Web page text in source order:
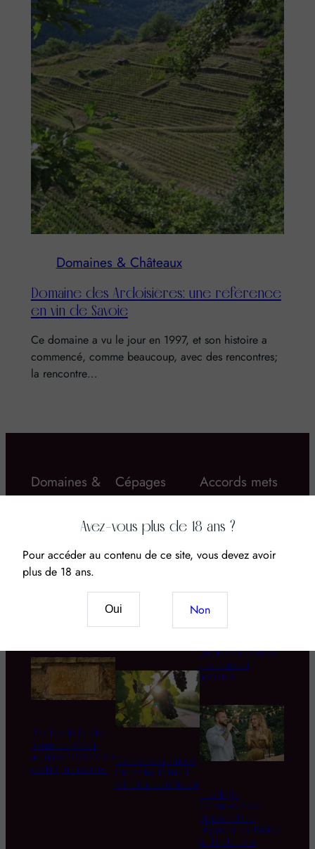
Domaines & Châteaux
Domaine des Ardoisières: une référence
en vin de Savoie
Ce domaine a vu le jour en 1997, et son histoire a
commencé, comme beaucoup, avec des rencontres;
la rencontre…
Domaines &
Châteaux
Domaine d’Aupilhac
Une bouteille de
Romanée-Conti
adjugée 558.000
dollars, un record
Cépages
Vin & CBD : Le
des sens et du
Les conséquences
du réchauffement
climatique sur le vin
Accords mets
& vins
Quel rosé boire
guide des 5 styles,
moments et
accords
L’Horloge
Champenoise :
Apprendre à
Déguster les Bulles
au Fil du Jour
Avez-vous plus de 18 ans ?
Pour accéder au contenu de ce site, vous devez avoir
plus de 18 ans.
Oui Non